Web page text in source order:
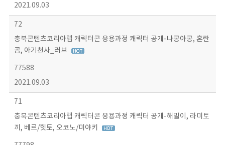
2021.09.03
72
충북콘텐츠코리아랩 캐릭터콘 응용과정 캐릭터 공개-나콩아콩, 혼란
곰, 아기천사_러브
77588
2021.09.03
71
충북콘텐츠코리아랩 캐릭터콘 응용과정 캐릭터 공개-해밀이, 라미토
끼, 베르/힛토, 오코노/미야키